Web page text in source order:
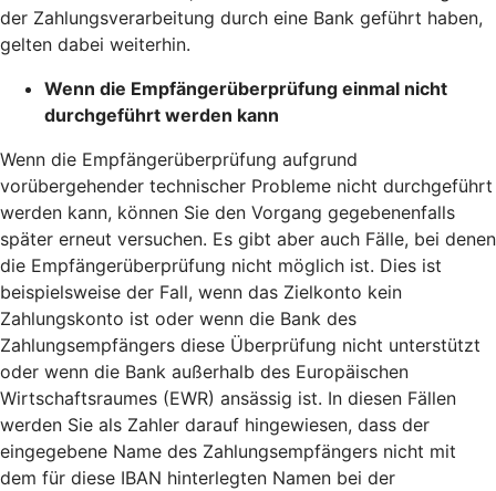
der Zahlungsverarbeitung durch eine Bank geführt haben,
gelten dabei weiterhin.
Wenn die Empfängerüberprüfung einmal nicht
durchgeführt werden kann
Wenn die Empfängerüberprüfung aufgrund
vorübergehender technischer Probleme nicht durchgeführt
werden kann, können Sie den Vorgang gegebenenfalls
später erneut versuchen. Es gibt aber auch Fälle, bei denen
die Empfängerüberprüfung nicht möglich ist. Dies ist
beispielsweise der Fall, wenn das Zielkonto kein
Zahlungskonto ist oder wenn die Bank des
Zahlungsempfängers diese Überprüfung nicht unterstützt
oder wenn die Bank außerhalb des Europäischen
Wirtschaftsraumes (EWR) ansässig ist. In diesen Fällen
werden Sie als Zahler darauf hingewiesen, dass der
eingegebene Name des Zahlungsempfängers nicht mit
dem für diese IBAN hinterlegten Namen bei der